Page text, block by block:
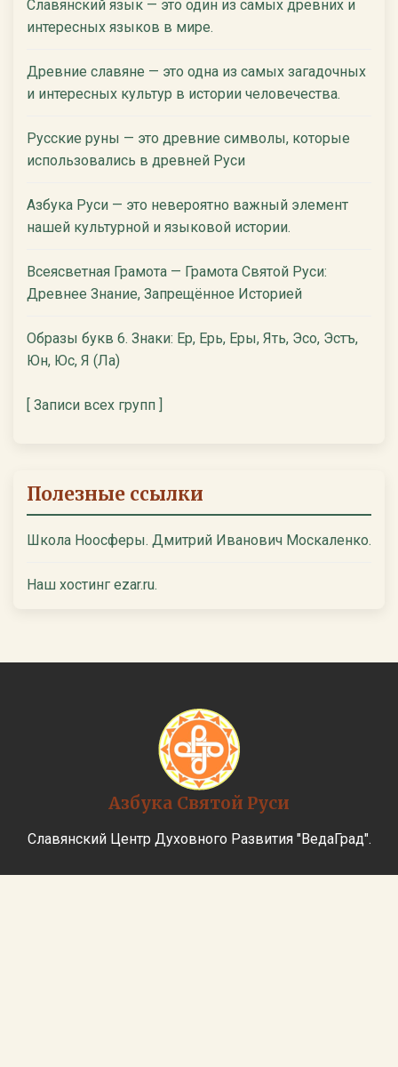
Славянский язык — это один из самых древних и
интересных языков в мире.
Древние славяне — это одна из самых загадочных
и интересных культур в истории человечества.
Русские руны — это древние символы, которые
использовались в древней Руси
Азбука Руси — это невероятно важный элемент
нашей культурной и языковой истории.
Всеясветная Грамота — Грамота Святой Руси:
Древнее Знание, Запрещённое Историей
Образы букв 6. Знаки: Ер, Ерь, Еры, Ять, Эсо, Эстъ,
Юн, Юс, Я (Ла)
[ Записи всех групп ]
Полезные ссылки
Школа Ноосферы. Дмитрий Иванович Москаленко.
Наш хостинг ezar.ru.
Азбука Святой Руси
Славянский Центр Духовного Развития "ВедаГрад".